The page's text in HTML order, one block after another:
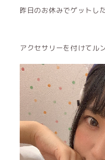
昨日のお休みでゲットし
アクセサリーを付けてル